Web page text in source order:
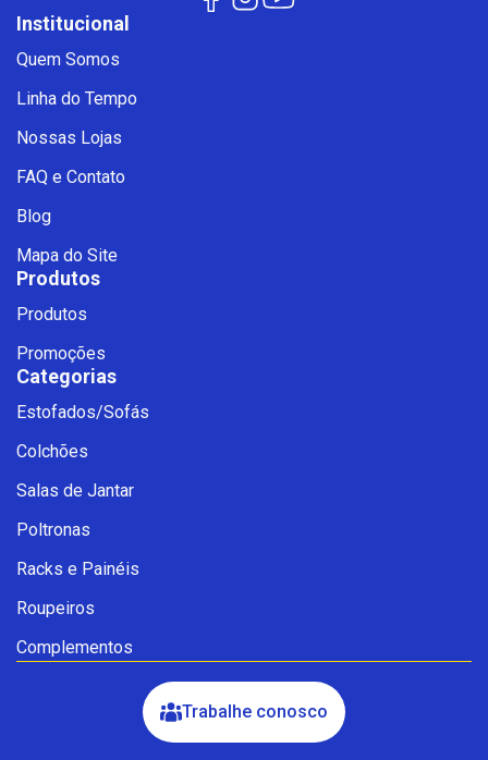
Institucional
Quem Somos
Linha do Tempo
Nossas Lojas
FAQ e Contato
Blog
Mapa do Site
Produtos
Produtos
Promoções
Categorias
Estofados/Sofás
Colchões
Salas de Jantar
Poltronas
Racks e Painéis
Roupeiros
Complementos
Trabalhe conosco